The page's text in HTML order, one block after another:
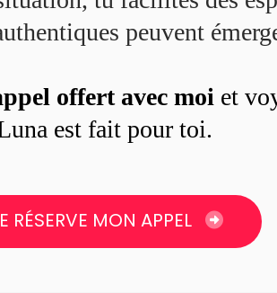
peuvent
offert avec moi et
est fait pour toi.
RÉSERVE MON APPEL